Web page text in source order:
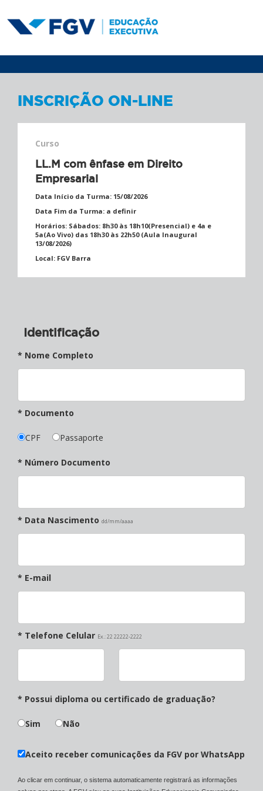
INSCRIÇÃO ON-LINE
Curso
LL.M com ênfase em Direito
Empresarial
Data Início da Turma: 15/08/2026
Data Fim da Turma: a definir
Horários: Sábados: 8h30 às 18h10(Presencial) e 4a e
5a(Ao Vivo) das 18h30 às 22h50 (Aula Inaugural
13/08/2026)
Local: FGV Barra
Identificação
* Nome Completo
* Documento
CPF Passaporte
* Número Documento
* Data Nascimento dd/mm/aaaa
* E-mail
* Telefone Celular Ex.: 22 22222-2222
* Possui diploma ou certificado de graduação?
Sim Não
Aceito receber comunicações da FGV por WhatsApp
Ao clicar em continuar, o sistema automaticamente registrará as informações